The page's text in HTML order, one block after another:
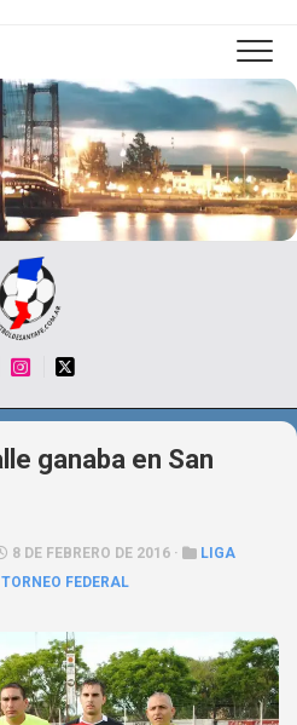
ganaba en San
8 DE FEBRERO DE 2016 ·
LIGA
TORNEO FEDERAL